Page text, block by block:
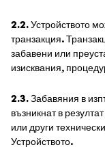
2.2.Устройството
транзакция.
забавени или
изисквания,
2.3.Забавяния в
възникнат в
или други
Устройството.